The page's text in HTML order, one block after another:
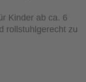
Kinder ab ca. 6
rollstuhlgerecht zu